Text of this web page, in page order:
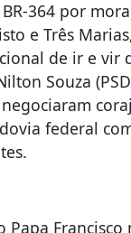
364 por
e Três
de ir e vir
Souza
federal
Papa Francisco